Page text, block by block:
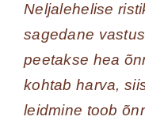
Neljalehelise
sagedane
peetakse hea
kohtab harva,
leidmine toob